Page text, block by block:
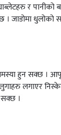
र पानीको
जाडोमा धुलोको
हुन सक्छ ।
लगाएर
।